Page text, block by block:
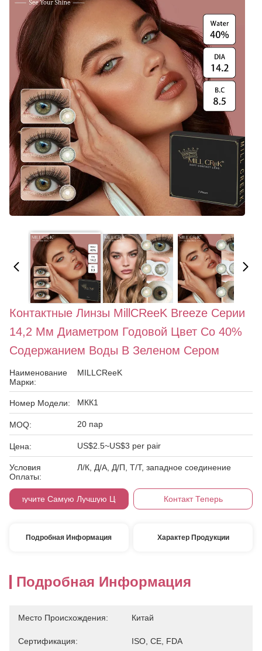
Контактные Линзы MillCReeK Breeze Серии
14,2 Мм Диаметром Годовой Цвет Со 40%
Содержанием Воды В Зеленом Сером
Наименование
Марки:
MILLCReeK
Номер Модели: МКК1
MOQ: 20 пар
Цена: US$2.5~US$3 per pair
Условия
Оплаты:
Л/К, Д/А, Д/П, Т/Т, западное соединение
Получите Самую Лучшую Цену Контакт Теперь
Подробная Информация Характер Продукции
Подробная Информация
Место Происхождения: Китай
Сертификация: ISO, CE, FDA